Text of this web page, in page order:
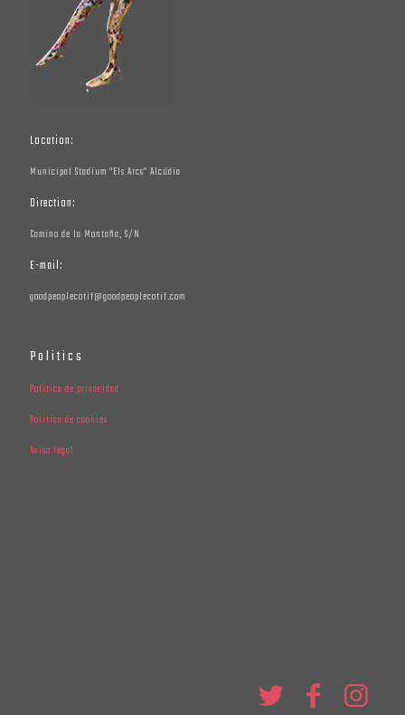
Location:
Municipal Stadium "Els Arcs" Alcúdia
Direction:
Camino de la Montaña, S/N
E-mail:
goodpeoplecotif@goodpeoplecotif.com
Politics
Politica de privacidad
Politica de cookies
Aviso legal